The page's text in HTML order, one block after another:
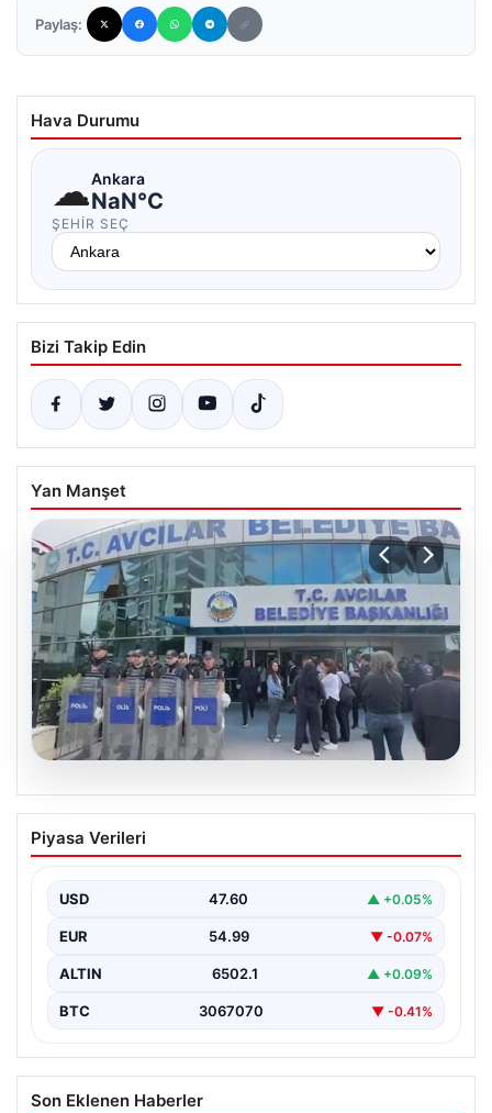
Paylaş:
Hava Durumu
☁Ankara
NaN°C
ŞEHIR SEÇ
Bizi Takip Edin
Yan Manşet
05.08.2026
Avcılar Belediyesi’ne operasyon. 12
şüpheli gözaltına alındı
Piyasa Verileri
USD 47.60 ▲ +0.05%
EUR 54.99 ▼ -0.07%
ALTIN 6502.1 ▲ +0.09%
BTC 3067070 ▼ -0.41%
Son Eklenen Haberler